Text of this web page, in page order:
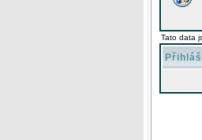
Tato data